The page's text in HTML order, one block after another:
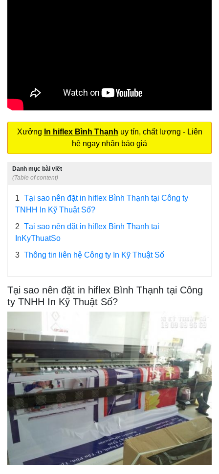
Xưởng In hiflex Bình Thạnh uy tín, chất lượng - Liên
hệ ngay nhận báo giá
Danh mục bài viết
(Table of content)
1 Tại sao nên đặt in hiflex Bình Thạnh tại Công ty
TNHH In Kỹ Thuật Số?
2 Tại sao nên đặt in hiflex Bình Thạnh tại
InKyThuatSo
3 Thông tin liên hệ Công ty In Kỹ Thuật Số
Tại sao nên đặt in hiflex Bình Thạnh tại Công
ty TNHH In Kỹ Thuật Số?